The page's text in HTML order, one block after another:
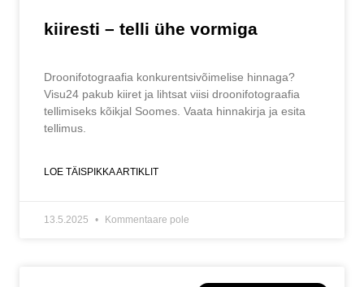
kiiresti – telli ühe vormiga
Droonifotograafia konkurentsivõimelise hinnaga?
Visu24 pakub kiiret ja lihtsat viisi droonifotograafia
tellimiseks kõikjal Soomes. Vaata hinnakirja ja esita
tellimus.
LOE TÄISPIKKA ARTIKLIT
13.5.2025 Kommentaare pole